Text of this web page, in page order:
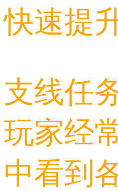
快速提
支线任
玩家经
中看到